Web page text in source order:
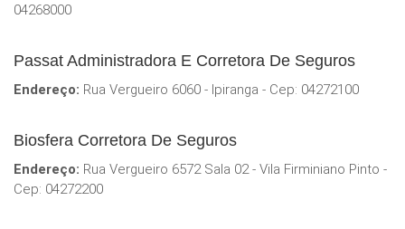
04268000
Passat Administradora E Corretora De Seguros
Endereço: Rua Vergueiro 6060 - Ipiranga - Cep: 04272100
Biosfera Corretora De Seguros
Endereço: Rua Vergueiro 6572 Sala 02 - Vila Firminiano Pinto -
Cep: 04272200